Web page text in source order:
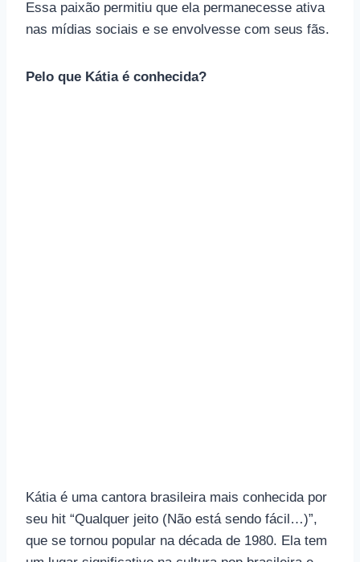
Essa paixão permitiu que ela permanecesse ativa
nas mídias sociais e se envolvesse com seus fãs.
Pelo que Kátia é conhecida?
Kátia é uma cantora brasileira mais conhecida por
seu hit “Qualquer jeito (Não está sendo fácil…)”,
que se tornou popular na década de 1980. Ela tem